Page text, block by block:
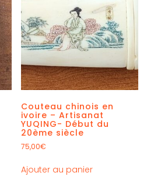
Couteau chinois en
ivoire – Artisanat
YUQING- Début du
20ème siècle
75,00€
Ajouter au panier